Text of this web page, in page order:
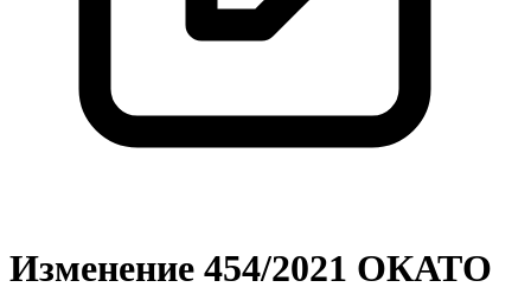
Изменение 454/2021 ОКАТО